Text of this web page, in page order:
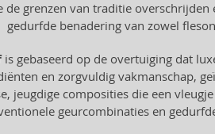
de grenzen van traditie
gedurfde benadering van zowel
is gebaseerd op de overtuiging dat
en zorgvuldig vakmanschap,
jeugdige composities die een
geurcombinaties en